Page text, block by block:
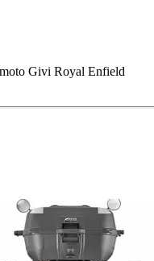
Givi Royal Enfield